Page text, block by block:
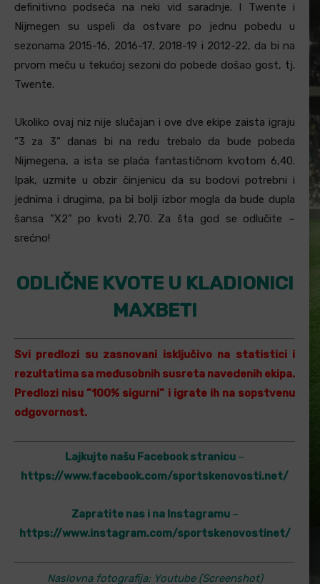
definitivno podseća na neki vid saradnje. I Twente i
Nijmegen su uspeli da ostvare po jednu pobedu u
sezonama 2015-16, 2016-17, 2018-19 i 2012-22, da bi na
prvom meču u tekućoj sezoni do pobede došao gost, tj.
Twente.
Ukoliko ovaj niz nije slučajan i ove dve ekipe zaista igraju
”3 za 3” danas bi na redu trebalo da bude pobeda
Nijmegena, a ista se plaća fantastičnom kvotom 6,40.
Ipak, uzmite u obzir činjenicu da su bodovi potrebni i
jednima i drugima, pa bi bolji izbor mogla da bude dupla
šansa ”X2” po kvoti 2,70. Za šta god se odlučite –
srećno!
ODLIČNE KVOTE U KLADIONICI
MAXBET!
Svi predlozi su zasnovani isključivo na statistici i
rezultatima sa međusobnih susreta navedenih ekipa.
Predlozi nisu ”100% sigurni” i igrate ih na sopstvenu
odgovornost.
Lajkujte našu Facebook stranicu –
https://www.facebook.com/sportskenovosti.net/
Zapratite nas i na Instagramu –
https://www.instagram.com/sportskenovostinet/
Naslovna fotografija: Youtube (Screenshot)